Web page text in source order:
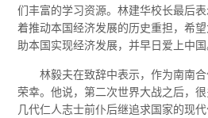
们丰富的学习资源。林建华校长最后
着推动本国经济发展的历史重担，希
助本国实现经济发展，并早日爱上中国
林毅夫在致辞中表示，作为南南合
荣幸。他说，第二次世界大战之后，很
几代仁人志士前仆后继追求国家的现